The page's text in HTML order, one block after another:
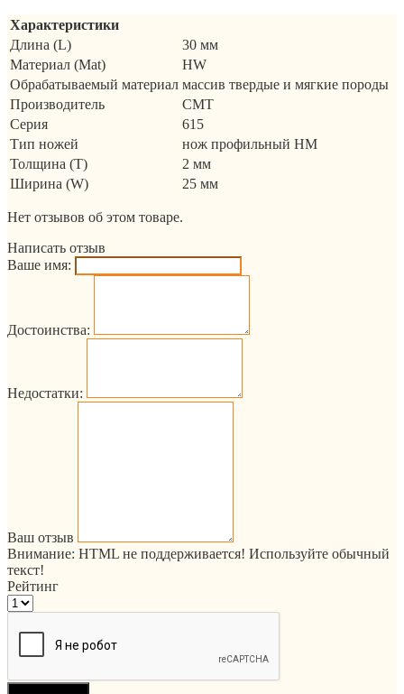
Характеристики
Длина (L)
30 мм
Материал (Mat)
HW
Обрабатываемый материал массив твердые и мягкие породы
Производитель
CMT
Серия
615
Тип ножей
нож профильный HM
Толщина (T)
2 мм
Ширина (W)
25 мм
Нет отзывов об этом товаре.
Написать отзыв
Ваше имя:
Достоинства:
Недостатки:
Ваш отзыв
Внимание: HTML не поддерживается! Используйте обычный
текст!
Рейтинг